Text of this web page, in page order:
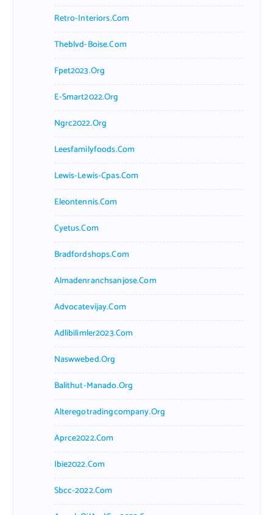
Retro-Interiors.com
Theblvd-Boise.com
Fpet2023.org
E-Smart2022.org
Ngrc2022.org
Leesfamilyfoods.com
Lewis-Lewis-Cpas.com
Eleontennis.com
Cyetus.com
Bradfordshops.com
Almadenranchsanjose.com
Advocatevijay.com
Adlibilimler2023.com
Naswwebed.org
Balithut-Manado.org
Alteregotradingcompany.org
Aprce2022.com
Ibie2022.com
Sbcc-2022.com